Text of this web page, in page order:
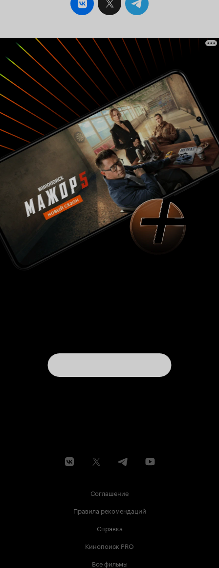
Соглашение
Правила рекомендаций
Справка
Кинопоиск PRO
Все фильмы